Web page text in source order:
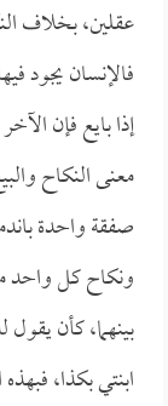
عقلين، بخلاف
فالإنسان يجود
إذا بايع فإن
معنى النكاح
صفقة واحدة
ونكاح كل واحد
بينهما، كأن
ابنتي بكذا،